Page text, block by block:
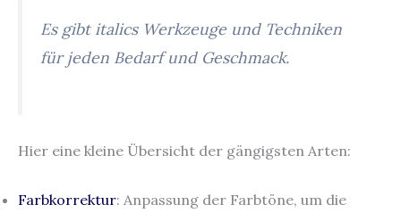
Es gibt italics Werkzeuge und Techniken
für jeden Bedarf und Geschmack.
Hier eine kleine Übersicht der gängigsten Arten:
Farbkorrektur: Anpassung der Farbtöne, um die